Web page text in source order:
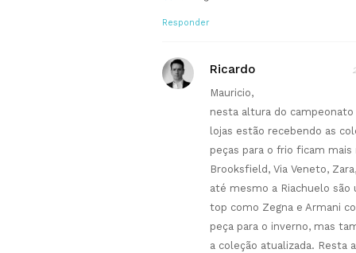
Responder
Ricardo
Mauricio,
nesta altura do
lojas estão recebendo as
peças para o frio ficam mais
Brooksfield, Via Veneto,
até mesmo a Riachuelo são
top como Zegna e Armani
peça para o inverno, mas
a coleção atualizada. Resta